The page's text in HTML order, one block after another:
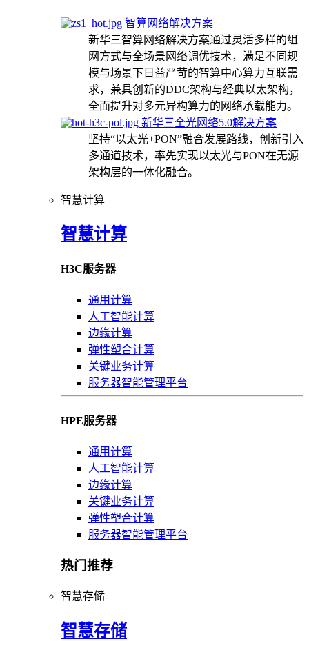
智算网络解决方案
新华三智算网络解决方案通过灵活多样的组
网方式与全场景网络调优技术，满足不同规
模与场景下日益严苛的智算中心算力互联需
求，兼具创新的DDC架构与经典以太架构，
全面提升对多元异构算力的网络承载能力。
新华三全光网络5.0解决方案
坚持“以太光+PON”融合发展路线，创新引入
多通道技术，率先实现以太光与PON在无源
架构层的一体化融合。
智慧计算
智慧计算
H3C服务器
通用计算
人工智能计算
边缘计算
弹性塑合计算
关键业务计算
服务器智能管理平台
HPE服务器
通用计算
人工智能计算
边缘计算
关键业务计算
弹性塑合计算
服务器智能管理平台
热门推荐
智慧存储
智慧存储